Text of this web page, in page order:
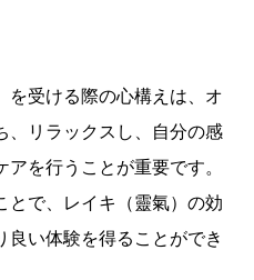
を受ける際の心構えは、オ
、リラックスし、自分の感
を行うことが重要です。
とで、レイキ（靈氣）の効
良い体験を得ることができ